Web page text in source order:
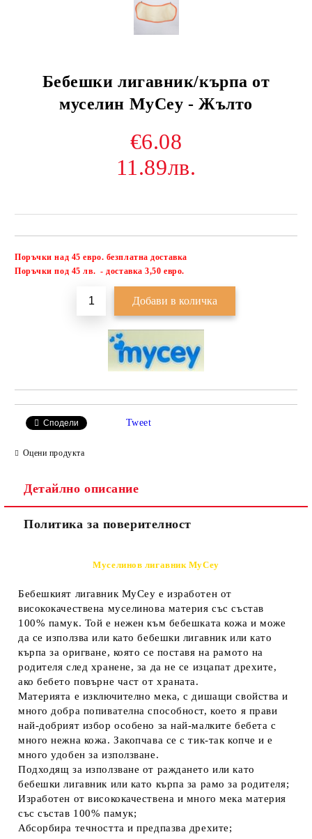
Бебешки лигавник/кърпа от
муселин MyCey - Жълто
€6.08
11.89лв.
Поръчки над 45 евро. безплатна доставка
Поръчки под 45 лв. - доставка 3,50 евро.
Сподели Tweet
Оцени продукта
Детайлно описание
Политика за поверителност
Муселинов лигавник MyCey
Бебешкият лигавник MyCey е изработен от
висококачествена муселинова материя със състав
100% памук. Той е нежен към бебешката кожа и може
да се използва или като бебешки лигавник или като
кърпа за оригване, която се поставя на рамото на
родителя след хранене, за да не се изцапат дрехите,
ако бебето повърне част от храната.
Материята е изключително мека, с дишащи свойства и
много добра попивателна способност, което я прави
най-добрият избор особено за най-малките бебета с
много нежна кожа. Закопчава се с тик-так копче и е
много удобен за използване.
Подходящ за използване от раждането или като
бебешки лигавник или като кърпа за рамо за родителя;
Изработен от висококачествена и много мека материя
със състав 100% памук;
Абсорбира течността и предпазва дрехите;